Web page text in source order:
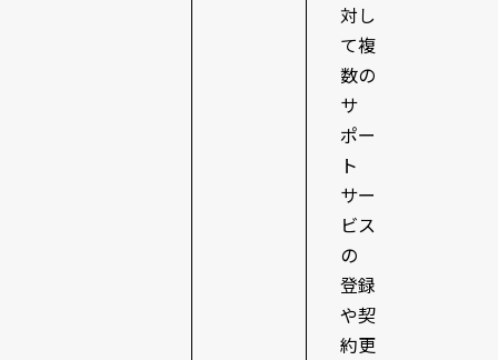
対し
て複
数の
サ
ポー
ト
サー
ビス
の
登録
や契
約更